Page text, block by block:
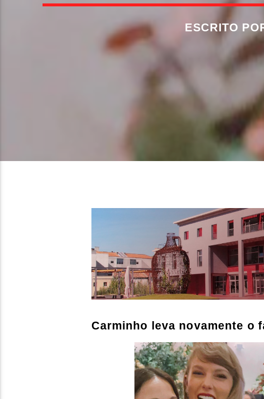
ESCRITO
Carminho leva novamente o